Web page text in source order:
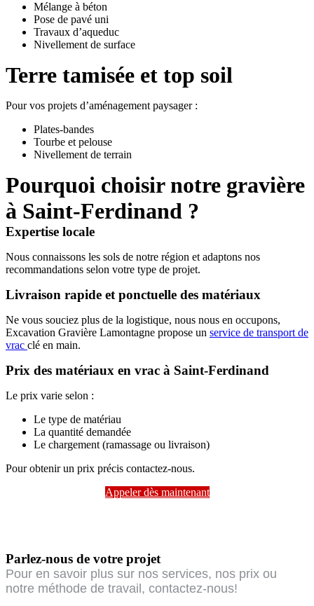
Mélange à béton
Pose de pavé uni
Travaux d’aqueduc
Nivellement de surface
Terre tamisée et top soil
Pour vos projets d’aménagement paysager :
Plates-bandes
Tourbe et pelouse
Nivellement de terrain
Pourquoi choisir notre gravière
à Saint-Ferdinand ?
Expertise locale
Nous connaissons les sols de notre région et adaptons nos
recommandations selon votre type de projet.
Livraison rapide et ponctuelle des matériaux
Ne vous souciez plus de la logistique, nous nous en occupons,
Excavation Gravière Lamontagne propose un service de transport de
vrac clé en main.
Prix des matériaux en vrac à Saint-Ferdinand
Le prix varie selon :
Le type de matériau
La quantité demandée
Le chargement (ramassage ou livraison)
Pour obtenir un prix précis contactez-nous.
Appeler dès maintenant
Parlez-nous de votre projet
Pour en savoir plus sur nos services, nos prix ou
notre méthode de travail, contactez-nous!